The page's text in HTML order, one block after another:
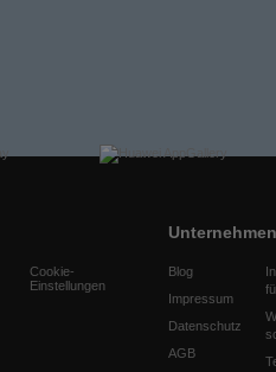
Cookie-
Einstellungen
Unternehmen
Blog
Impressum
Datenschutz
AGB